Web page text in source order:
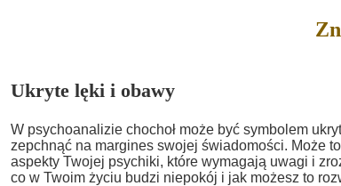
Ukryte lęki i obawy
W psychoanalizie chochoł może być symbolem
zepchnąć na margines swojej świadomości. Może
aspekty Twojej psychiki, które wymagają uwagi i
co w Twoim życiu budzi niepokój i jak możesz to